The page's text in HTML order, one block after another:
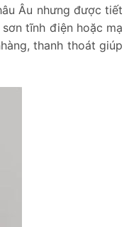
Âu nhưng được tiết
tĩnh điện hoặc mạ
thanh thoát giúp